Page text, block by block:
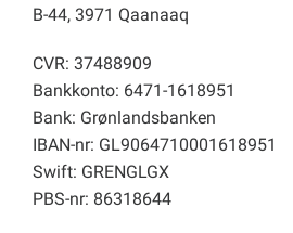
B-44, 3971 Qaanaaq
CVR: 37488909
Bankkonto: 6471-1618951
Bank: Grønlandsbanken
IBAN-nr: GL9064710001618951
Swift: GRENGLGX
PBS-nr: 86318644